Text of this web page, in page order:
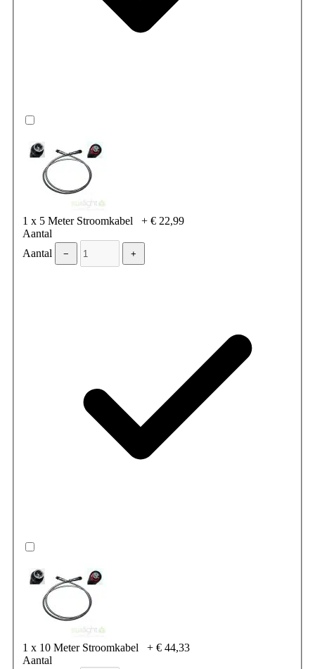
1 x 5 Meter Stroomkabel + € 22,99
Aantal
Aantal
− +
1 x 10 Meter Stroomkabel + € 44,33
Aantal